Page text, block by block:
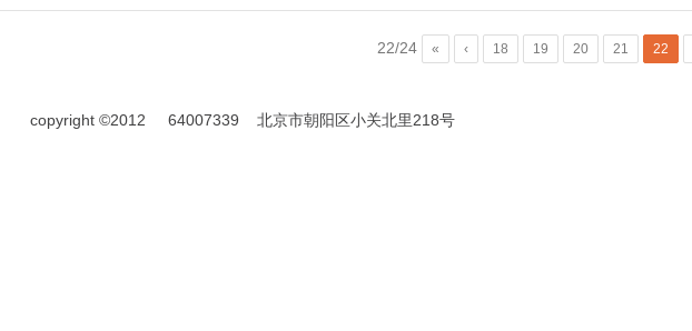
22/24 « ‹ 18 19 20 21 22
copyright ©2012 64007339 北京市朝阳区小关北里218号